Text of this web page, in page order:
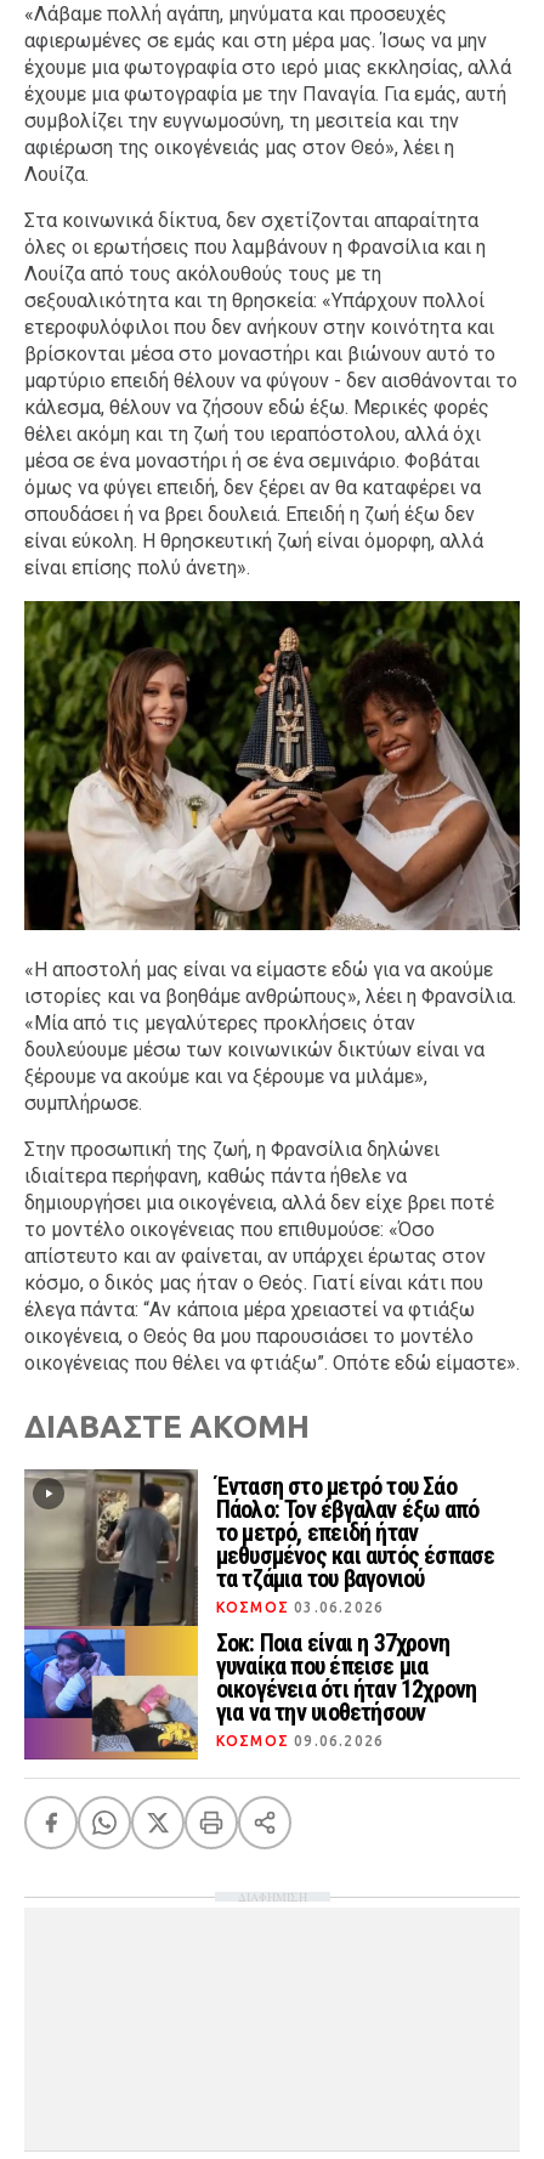
«Λάβαμε πολλή αγάπη, μηνύματα και προσευχές
αφιερωμένες σε εμάς και στη μέρα μας. Ίσως να μην
έχουμε μια φωτογραφία στο ιερό μιας εκκλησίας, αλλά
έχουμε μια φωτογραφία με την Παναγία. Για εμάς, αυτή
συμβολίζει την ευγνωμοσύνη, τη μεσιτεία και την
αφιέρωση της οικογένειάς μας στον Θεό», λέει η
Λουίζα.
Στα κοινωνικά δίκτυα, δεν σχετίζονται απαραίτητα
όλες οι ερωτήσεις που λαμβάνουν η Φρανσίλια και η
Λουίζα από τους ακόλουθούς τους με τη
σεξουαλικότητα και τη θρησκεία: «Υπάρχουν πολλοί
ετεροφυλόφιλοι που δεν ανήκουν στην κοινότητα και
βρίσκονται μέσα στο μοναστήρι και βιώνουν αυτό το
μαρτύριο επειδή θέλουν να φύγουν - δεν αισθάνονται το
κάλεσμα, θέλουν να ζήσουν εδώ έξω. Μερικές φορές
θέλει ακόμη και τη ζωή του ιεραπόστολου, αλλά όχι
μέσα σε ένα μοναστήρι ή σε ένα σεμινάριο. Φοβάται
όμως να φύγει επειδή, δεν ξέρει αν θα καταφέρει να
σπουδάσει ή να βρει δουλειά. Επειδή η ζωή έξω δεν
είναι εύκολη. Η θρησκευτική ζωή είναι όμορφη, αλλά
είναι επίσης πολύ άνετη».
«Η αποστολή μας είναι να είμαστε εδώ για να ακούμε
ιστορίες και να βοηθάμε ανθρώπους», λέει η Φρανσίλια.
«Μία από τις μεγαλύτερες προκλήσεις όταν
δουλεύουμε μέσω των κοινωνικών δικτύων είναι να
ξέρουμε να ακούμε και να ξέρουμε να μιλάμε»,
συμπλήρωσε.
Στην προσωπική της ζωή, η Φρανσίλια δηλώνει
ιδιαίτερα περήφανη, καθώς πάντα ήθελε να
δημιουργήσει μια οικογένεια, αλλά δεν είχε βρει ποτέ
το μοντέλο οικογένειας που επιθυμούσε: «Όσο
απίστευτο και αν φαίνεται, αν υπάρχει έρωτας στον
κόσμο, ο δικός μας ήταν ο Θεός. Γιατί είναι κάτι που
έλεγα πάντα: “Αν κάποια μέρα χρειαστεί να φτιάξω
οικογένεια, ο Θεός θα μου παρουσιάσει το μοντέλο
οικογένειας που θέλει να φτιάξω”. Οπότε εδώ είμαστε».
ΔΙΑΒΑΣΤΕ ΑΚΟΜΗ
Ένταση στο μετρό του Σάο
Πάολο: Τον έβγαλαν έξω από
το μετρό, επειδή ήταν
μεθυσμένος και αυτός έσπασε
τα τζάμια του βαγονιού
ΚΟΣΜΟΣ 03.06.2026
Σοκ: Ποια είναι η 37χρονη
γυναίκα που έπεισε μια
οικογένεια ότι ήταν 12χρονη
για να την υιοθετήσουν
ΚΟΣΜΟΣ 09.06.2026
ΔΙΑΦΗΜΙΣΗ